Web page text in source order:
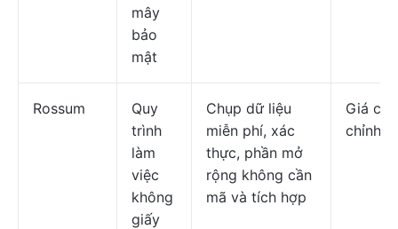
mây
bảo
mật
Rossum
Quy
trình
làm
việc
không
giấy
Chụp dữ liệu
miễn phí, xác
thực, phần mở
rộng không cần
mã và tích hợp
Giá cả
chỉnh